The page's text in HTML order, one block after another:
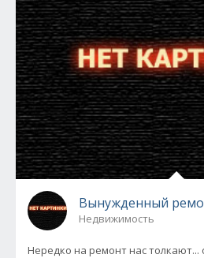
Вынужденный
Недвижимость
Нередко на ремонт нас толкают...